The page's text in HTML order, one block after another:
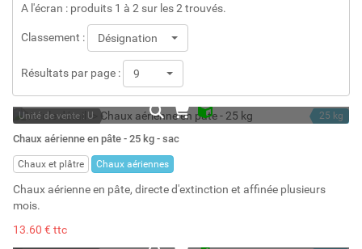
A l'écran : produits 1 à 2 sur les 2 trouvés.
Classement : Désignation
Résultats par page : 9
Unité de vente : U
En stock
Stock : 41
25 kg
Chaux aérienne en pâte - 25 kg - sac
Chaux et plâtre Chaux aériennes
Chaux aérienne en pâte, directe d'extinction et affinée plusieurs
mois.
13.60 € ttc